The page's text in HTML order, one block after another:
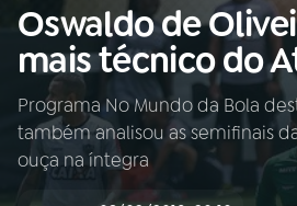
Buscar
na
Rádio
Nacional
Buscar
AO VIVO
Oswaldo de
mais técnico do
Programa No Mundo da Bola
também analisou as semifinais
ouça na íntegra